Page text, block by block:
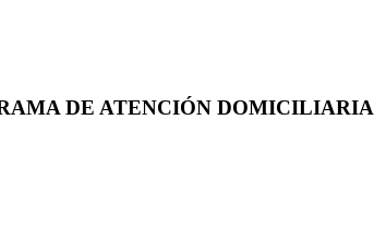
DE ATENCIÓN DOMICILIARIA